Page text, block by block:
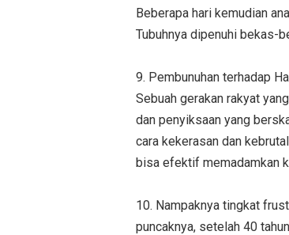
Beberapa hari kemudian
Tubuhnya dipenuhi bekas-
9. Pembunuhan terhadap
Sebuah gerakan rakyat
dan penyiksaan yang
cara kekerasan dan
bisa efektif memadamkan
10. Nampaknya tingkat
puncaknya, setelah 40